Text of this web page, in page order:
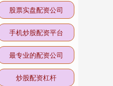
股票实盘配资公司
手机炒股配资平台
最专业的配资公司
炒股配资杠杆